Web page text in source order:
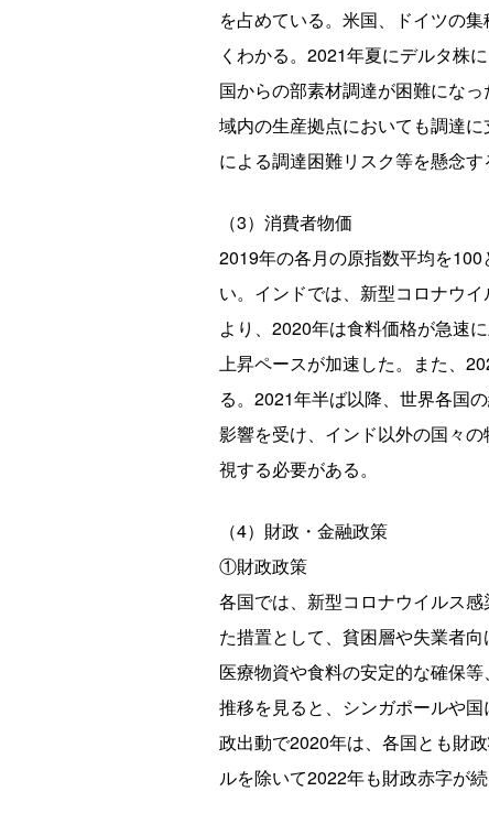
を占めている。米国、ドイツの
くわかる。2021年夏にデルタ株
国からの部素材調達が困難にな
域内の生産拠点においても調達
による調達困難リスク等を懸念す
（3）消費者物価
2019年の各月の原指数平均を
い。インドでは、新型コロナウ
より、2020年は食料価格が急速
上昇ペースが加速した。また、
る。2021年半ば以降、世界各国
影響を受け、インド以外の国々
視する必要がある。
（4）財政・金融政策
①財政政策
各国では、新型コロナウイルス
た措置として、貧困層や失業者
医療物資や食料の安定的な確保
推移を見ると、シンガポールや
政出動で2020年は、各国とも財
ルを除いて2022年も財政赤字が続